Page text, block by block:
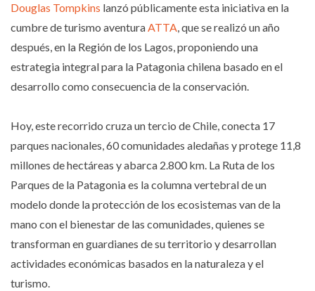
Douglas Tompkins lanzó públicamente esta iniciativa en la
cumbre de turismo aventuraATTA, que se realizó un año
después, en la Región de los Lagos, proponiendo una
estrategia integral para la Patagonia chilena basado en el
desarrollo como consecuencia de la conservación.
Hoy, este recorrido cruza un tercio de Chile, conecta 17
parques nacionales, 60 comunidades aledañas y protege 11,8
millones de hectáreas y abarca 2.800 km. La Ruta de los
Parques de la Patagonia es la columna vertebral de un
modelo donde la protección de los ecosistemas van de la
mano con el bienestar de las comunidades, quienes se
transforman en guardianes de su territorio y desarrollan
actividades económicas basados en la naturaleza y el
turismo.